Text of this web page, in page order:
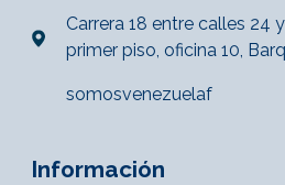
Carrera 18 entre calles 24
primer piso, oficina 10,
somosvenezuelaf
Información